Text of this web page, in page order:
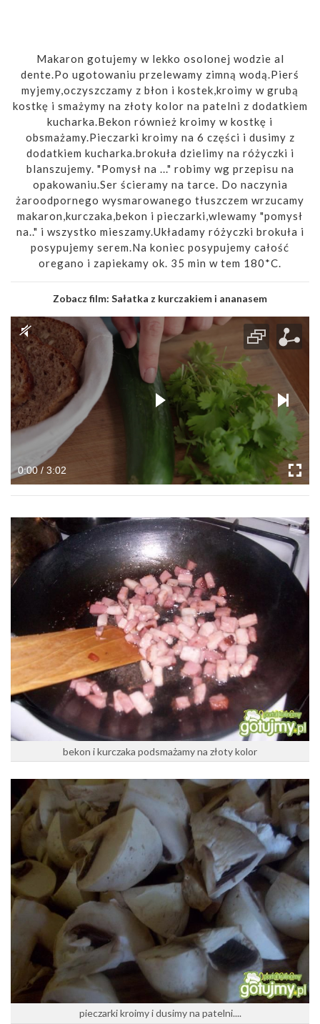
Makaron gotujemy w lekko osolonej wodzie al
dente.Po ugotowaniu przelewamy zimną wodą.Pierś
myjemy,oczyszczamy z błon i kostek,kroimy w grubą
kostkę i smażymy na złoty kolor na patelni z dodatkiem
kucharka.Bekon również kroimy w kostkę i
obsmażamy.Pieczarki kroimy na 6 części i dusimy z
dodatkiem kucharka.brokuła dzielimy na różyczki i
blanszujemy. "Pomysł na ..." robimy wg przepisu na
opakowaniu.Ser ścieramy na tarce. Do naczynia
żaroodpornego wysmarowanego tłuszczem wrzucamy
makaron,kurczaka,bekon i pieczarki,wlewamy "pomysł
na.." i wszystko mieszamy.Układamy różyczki brokuła i
posypujemy serem.Na koniec posypujemy całość
oregano i zapiekamy ok. 35 min w tem 180*C.
Zobacz film: Sałatka z kurczakiem i ananasem
0:00 / 3:02
bekon i kurczaka podsmażamy na złoty kolor
pieczarki kroimy i dusimy na patelni....